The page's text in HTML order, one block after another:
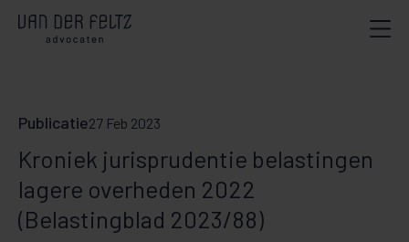
Publicatie27 Feb 2023
Kroniek jurisprudentie belastingen
lagere overheden 2022
(Belastingblad 2023/88)